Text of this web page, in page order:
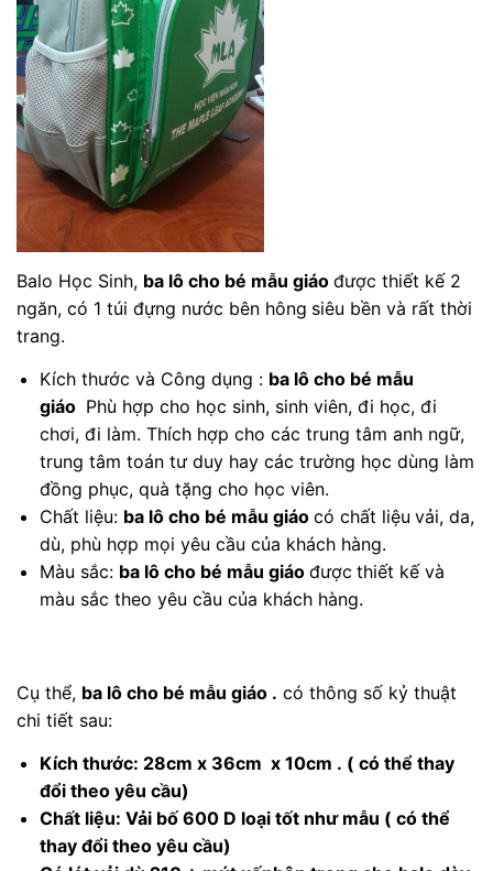
Balo Học Sinh, ba lô cho bé mẫu giáo được thiết kế 2
ngăn, có 1 túi đựng nước bên hông siêu bền và rất thời
trang.
Kích thước và Công dụng : ba lô cho bé mẫu
giáo Phù hợp cho học sinh, sinh viên, đi học, đi
chơi, đi làm. Thích hợp cho các trung tâm anh ngữ,
trung tâm toán tư duy hay các trường học dùng làm
đồng phục, quà tặng cho học viên.
Chất liệu: ba lô cho bé mẫu giáo có chất liệu vải, da,
dù, phù hợp mọi yêu cầu của khách hàng.
Màu sắc: ba lô cho bé mẫu giáo được thiết kế và
màu sắc theo yêu cầu của khách hàng.
Cụ thể, ba lô cho bé mẫu giáo . có thông số kỷ thuật
chi tiết sau:
Kích thước: 28cm x 36cm x 10cm . ( có thể thay
đổi theo yêu cầu)
Chất liệu: Vải bố 600 D loại tốt như mẫu ( có thể
thay đổi theo yêu cầu)